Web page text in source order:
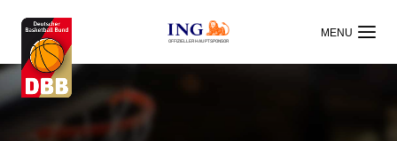
OFFIZIELLER HAUPTSPONSOR